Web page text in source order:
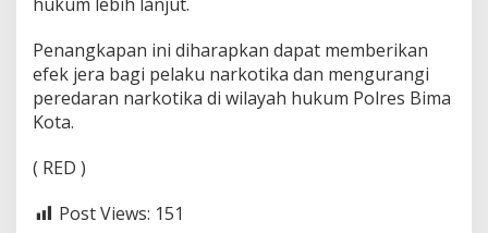
Penangkapan ini diharapkan dapat memberikan
efek jera bagi pelaku narkotika dan mengurangi
peredaran narkotika di wilayah hukum Polres Bima
Kota.
( RED )
Post Views: 151